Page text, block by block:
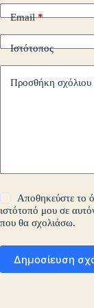
Email*
Ιστότοπος
Προσθήκη σχόλιου
Αποθηκεύστε το
ιστότοπό μου σε
που θα σχολιάσω.
Δημοσίευση